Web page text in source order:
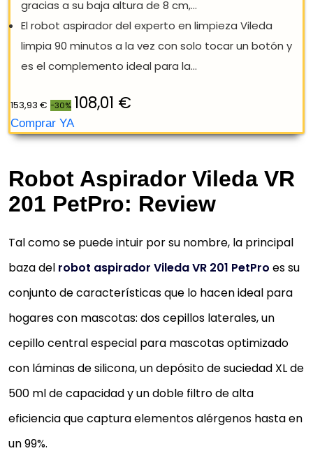
VILEDA ROBOT ASPIRADOR VR 102 (CON
TIEMPO DE FUNCIONAMIENTO
EXTRALARGO Y APERTURA DE SUCCIÓN
La VR 102 aspira suelos de forma independiente en
dos modos. En modo automático o en modo de
La apertura de succión XL y la enorme potencia de
succión funcionan en todo el ancho del robot
aspirador
Fácil mantenimiento Como el depósito de
Optimizado para suelos duros El VR 102 supera
fácilmente los bordes y las alfombras de pelo
gracias a su baja altura de 8 cm,...
El robot aspirador del experto en limpieza Vileda
Robot Aspirador Vileda VR
201 PetPro: Review
Tal como se puede intuir por su nombre, la principal
baza del robot aspirador Vileda VR 201 PetPro es su
conjunto de características que lo hacen ideal para
hogares con mascotas: dos cepillos laterales, un
cepillo central especial para mascotas optimizado
con láminas de silicona, un depósito de suciedad XL de
500 ml de capacidad y un doble filtro de alta
eficiencia que captura elementos alérgenos hasta en
un 99%.